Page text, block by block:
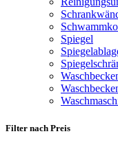
Spiegel
Filter nach Preis